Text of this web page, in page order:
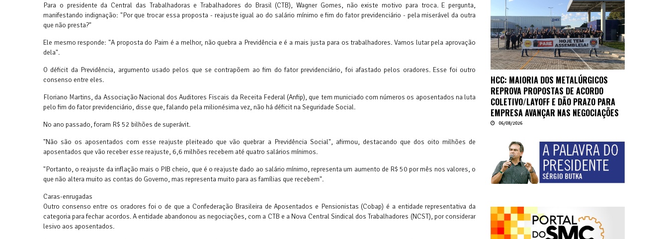
Para o presidente da Central das Trabalhadoras e Trabalhadores do Brasil (CTB), Wagner Gomes, não existe motivo para troca. E pergunta,
manifestando indignação: "Por que trocar essa proposta - reajuste igual ao do salário mínimo e fim do fator previdenciário - pela miserável da outra
que não presta?"
Ele mesmo responde: "A proposta do Paim é a melhor, não quebra a Previdência e é a mais justa para os trabalhadores. Vamos lutar pela aprovação
dela".
O déficit da Previdência, argumento usado pelos que se contrapõem ao fim do fator previdenciário, foi afastado pelos oradores. Esse foi outro
consenso entre eles.
Floriano Martins, da Associação Nacional dos Auditores Fiscais da Receita Federal (Anfip), que tem municiado com números os aposentados na luta
pelo fim do fator previdenciário, disse que, falando pela milionésima vez, não há déficit na Seguridade Social.
No ano passado, foram R$ 52 bilhões de superávit.
"Não são os aposentados com esse reajuste pleiteado que vão quebrar a Previdência Social", afirmou, destacando que dos oito milhões de
aposentados que vão receber esse reajuste, 6,6 milhões recebem até quatro salários mínimos.
"Portanto, o reajuste da inflação mais o PIB cheio, que é o reajuste dado ao salário mínimo, representa um aumento de R$ 50 por mês nos valores, o
que não altera muito as contas do Governo, mas representa muito para as famílias que recebem".
Caras-enrugadas
Outro consenso entre os oradores foi o de que a Confederação Brasileira de Aposentados e Pensionistas (Cobap) é a entidade representativa da
categoria para fechar acordos. A entidade abandonou as negociações, com a CTB e a Nova Central Sindical dos Trabalhadores (NCST), por considerar
lesivo aos aposentados.
HCC: MAIORIA DOS METALÚRGICOS
REPROVA PROPOSTAS DE ACORDO
COLETIVO/LAYOFF E DÃO PRAZO PARA
EMPRESA AVANÇAR NAS NEGOCIAÇÕES
06/08/2026